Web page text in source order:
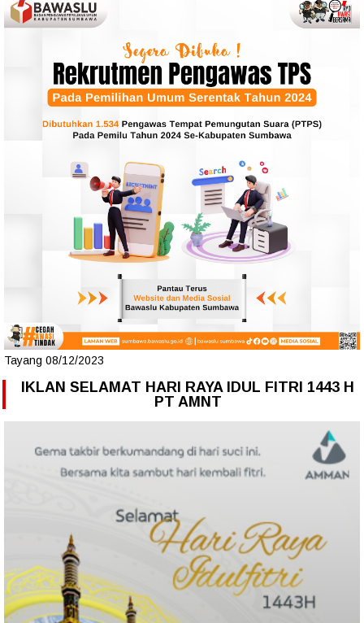
Tayang 08/12/2023
IKLAN SELAMAT HARI RAYA IDUL FITRI 1443 H
PT AMNT